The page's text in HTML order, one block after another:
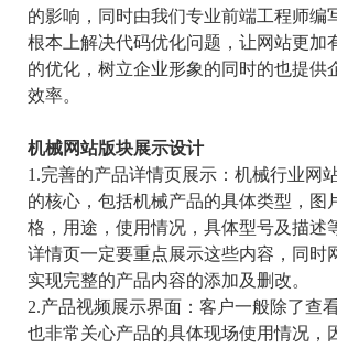
的影响，同时由我们专业前端工程师编
根本上解决代码优化问题，让网站更加
的优化，树立企业形象的同时的也提供
效率。
机械网站版块展示设计
1.完善的产品详情页展示：机械行业网
的核心，包括机械产品的具体类型，图
格，用途，使用情况，具体型号及描述
详情页一定要重点展示这些内容，同时
实现完整的产品内容的添加及删改。
2.产品视频展示界面：客户一般除了查
也非常关心产品的具体现场使用情况，